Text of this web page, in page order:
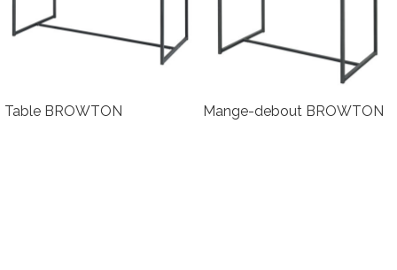
Table BROWTON Mange-debout BROWTON